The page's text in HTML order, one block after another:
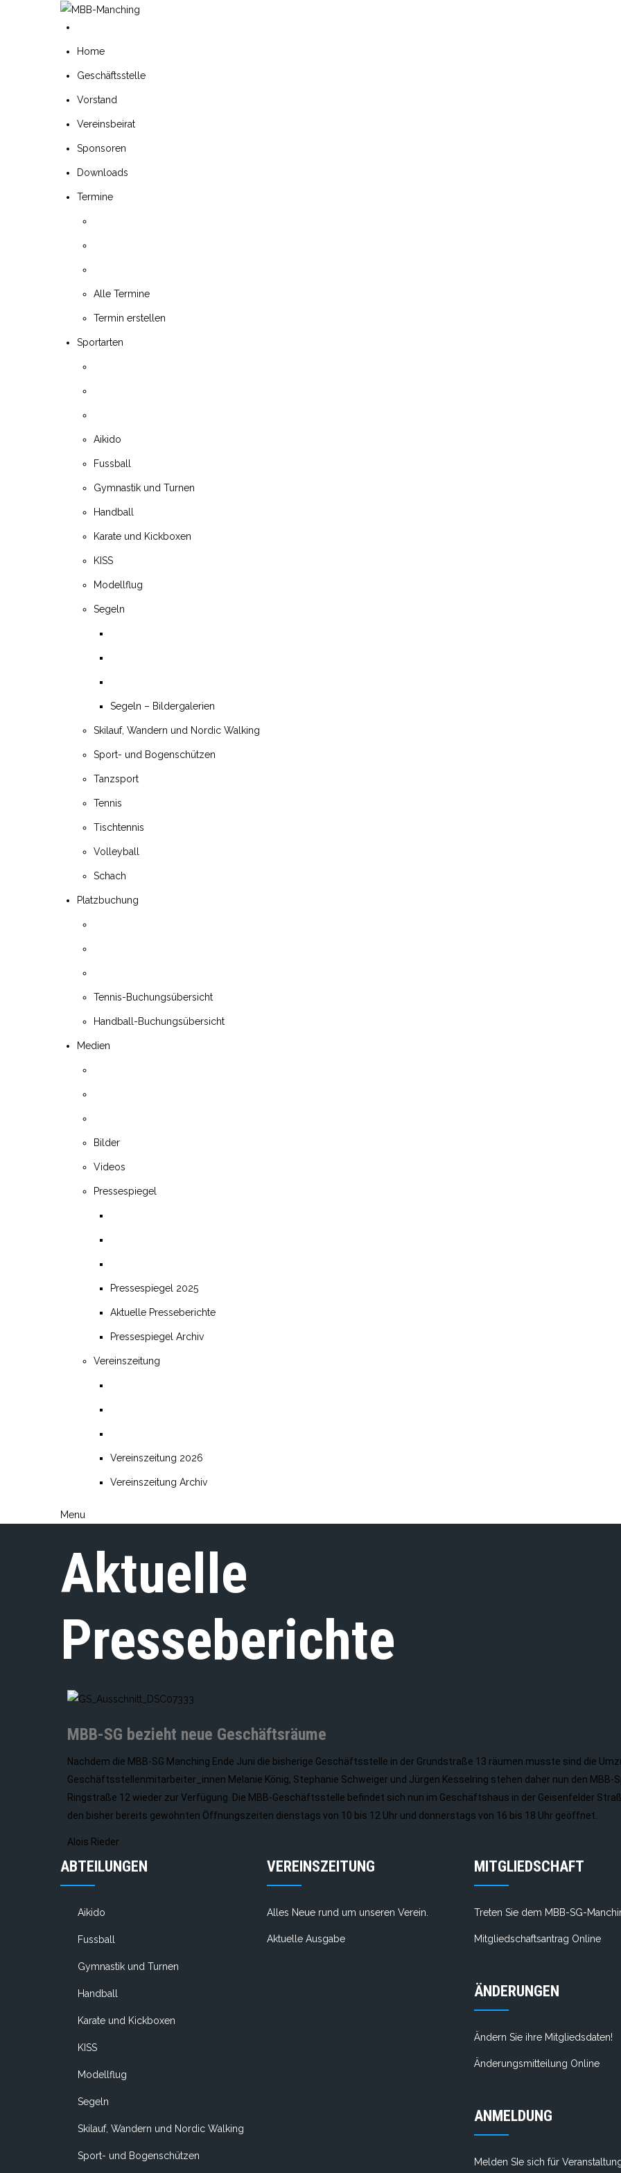
Home
Geschäftsstelle
Vorstand
Vereinsbeirat
Sponsoren
Downloads
Termine
Alle Termine
Termin erstellen
Sportarten
Aikido
Fussball
Gymnastik und Turnen
Handball
Karate und Kickboxen
KISS
Modellflug
Segeln
Segeln – Bildergalerien
Skilauf, Wandern und Nordic Walking
Sport- und Bogenschützen
Tanzsport
Tennis
Tischtennis
Volleyball
Schach
Platzbuchung
Tennis-Buchungsübersicht
Handball-Buchungsübersicht
Medien
Bilder
Videos
Pressespiegel
Pressespiegel 2025
Aktuelle Presseberichte
Pressespiegel Archiv
Vereinszeitung
Vereinszeitung 2026
Vereinszeitung Archiv
Menu
Aktuelle
Presseberichte
MBB-SG bezieht neue Geschäftsräume
Nachdem die MBB-SG Manching Ende Juni die bisherige Geschäftsstelle in der Grundstraße 13 räumen musste sind die
Geschäftsstellenmitarbeiter_innen Melanie König, Stephanie Schweiger und Jürgen Kesselring stehen daher nun den MBB-
Ringstraße 12 wieder zur Verfügung. Die MBB-Geschäftsstelle befindet sich nun im Geschäftshaus in der Geisenfelder
den bisher bereits gewohnten Öffnungszeiten dienstags von 10 bis 12 Uhr und donnerstags von 16 bis 18 Uhr geöffnet.
Alois Rieder
ABTEILUNGEN
Aikido
Fussball
Gymnastik und Turnen
Handball
Karate und Kickboxen
KISS
Modellflug
Segeln
Skilauf, Wandern und Nordic Walking
Sport- und Bogenschützen
VEREINSZEITUNG
Alles Neue rund um unseren Verein.
Aktuelle Ausgabe
MITGLIEDSCHAFT
Treten Sie dem MBB-SG-
Mitgliedschaftsantrag Online
ÄNDERUNGEN
Ändern Sie ihre Mitgliedsdaten!
Änderungsmitteilung Online
ANMELDUNG
Melden SIe sich für